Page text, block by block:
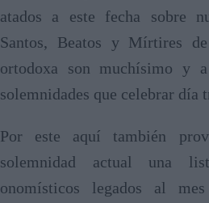
atados a este fecha sobre
Santos, Beatos y Mírtires
ortodoxa son muchísimo y
solemnidades que celebrar día
Por este aquí también
solemnidad actual una
onomísticos legados al